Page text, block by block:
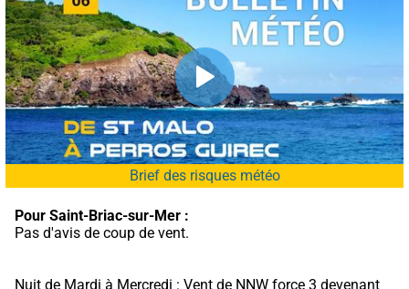
Brief des risques météo
Pour Saint-Briac-sur-Mer :
Pas d'avis de coup de vent.
Nuit de Mardi à Mercredi : Vent de NNW force 3 devenant